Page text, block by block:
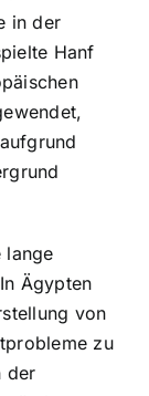
in der
Hanf
lange
Ägypten
von
zu
der